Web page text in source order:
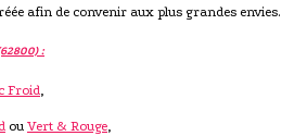
afin de convenir aux plus grandes envies.
:
Froid,
ou Vert & Rouge,